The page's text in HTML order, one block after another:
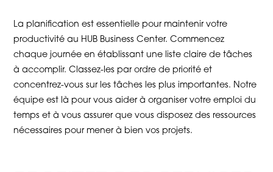
La planification est essentielle pour maintenir votre
productivité au HUB Business Center. Commencez
chaque journée en établissant une liste claire de tâches
à accomplir. Classez-les par ordre de priorité et
concentrez-vous sur les tâches les plus importantes. Notre
équipe est là pour vous aider à organiser votre emploi du
temps et à vous assurer que vous disposez des ressources
nécessaires pour mener à bien vos projets.